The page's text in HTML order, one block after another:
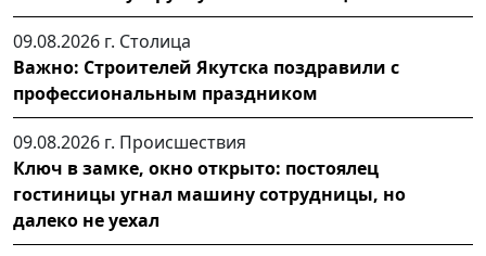
09.08.2026 г. Столица
Важно: Строителей Якутска поздравили с
профессиональным праздником
09.08.2026 г. Происшествия
Ключ в замке, окно открыто: постоялец
гостиницы угнал машину сотрудницы, но
далеко не уехал